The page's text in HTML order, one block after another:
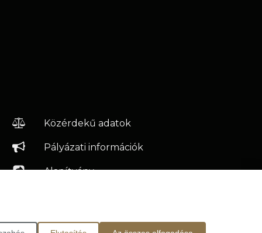
Közérdekű adatok
Pályázati információk
Alapítvány